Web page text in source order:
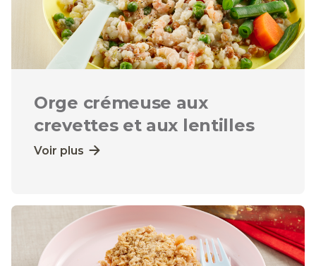
Orge crémeuse aux
crevettes et aux lentilles
Voir plus